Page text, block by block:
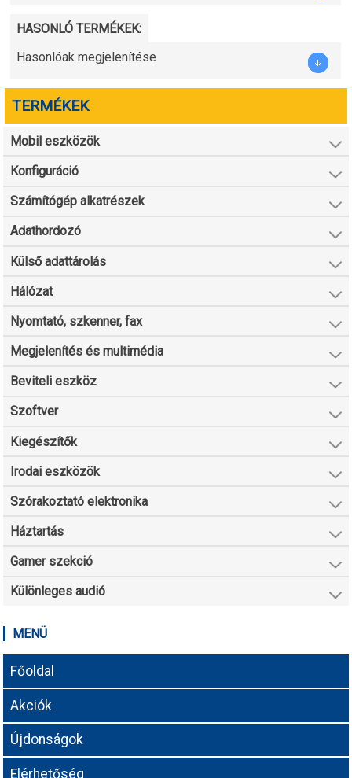
HASONLÓ TERMÉKEK:
Hasonlóak megjelenítése
TERMÉKEK
Mobil eszközök
Konfiguráció
Számítógép alkatrészek
Adathordozó
Külső adattárolás
Hálózat
Nyomtató, szkenner, fax
Megjelenítés és multimédia
Beviteli eszköz
Szoftver
Kiegészítők
Irodai eszközök
Szórakoztató elektronika
Háztartás
Gamer szekció
Különleges audió
MENÜ
Főoldal
Akciók
Újdonságok
Elérhetőség